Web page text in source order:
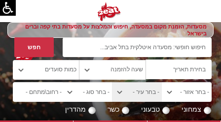
מסעדות, הזמנת מקום במסעדה, חיפוש והמלצות על מסעדות בתי קפה וברים
בישראל
צמחוני טבעוני כשר מהדרין